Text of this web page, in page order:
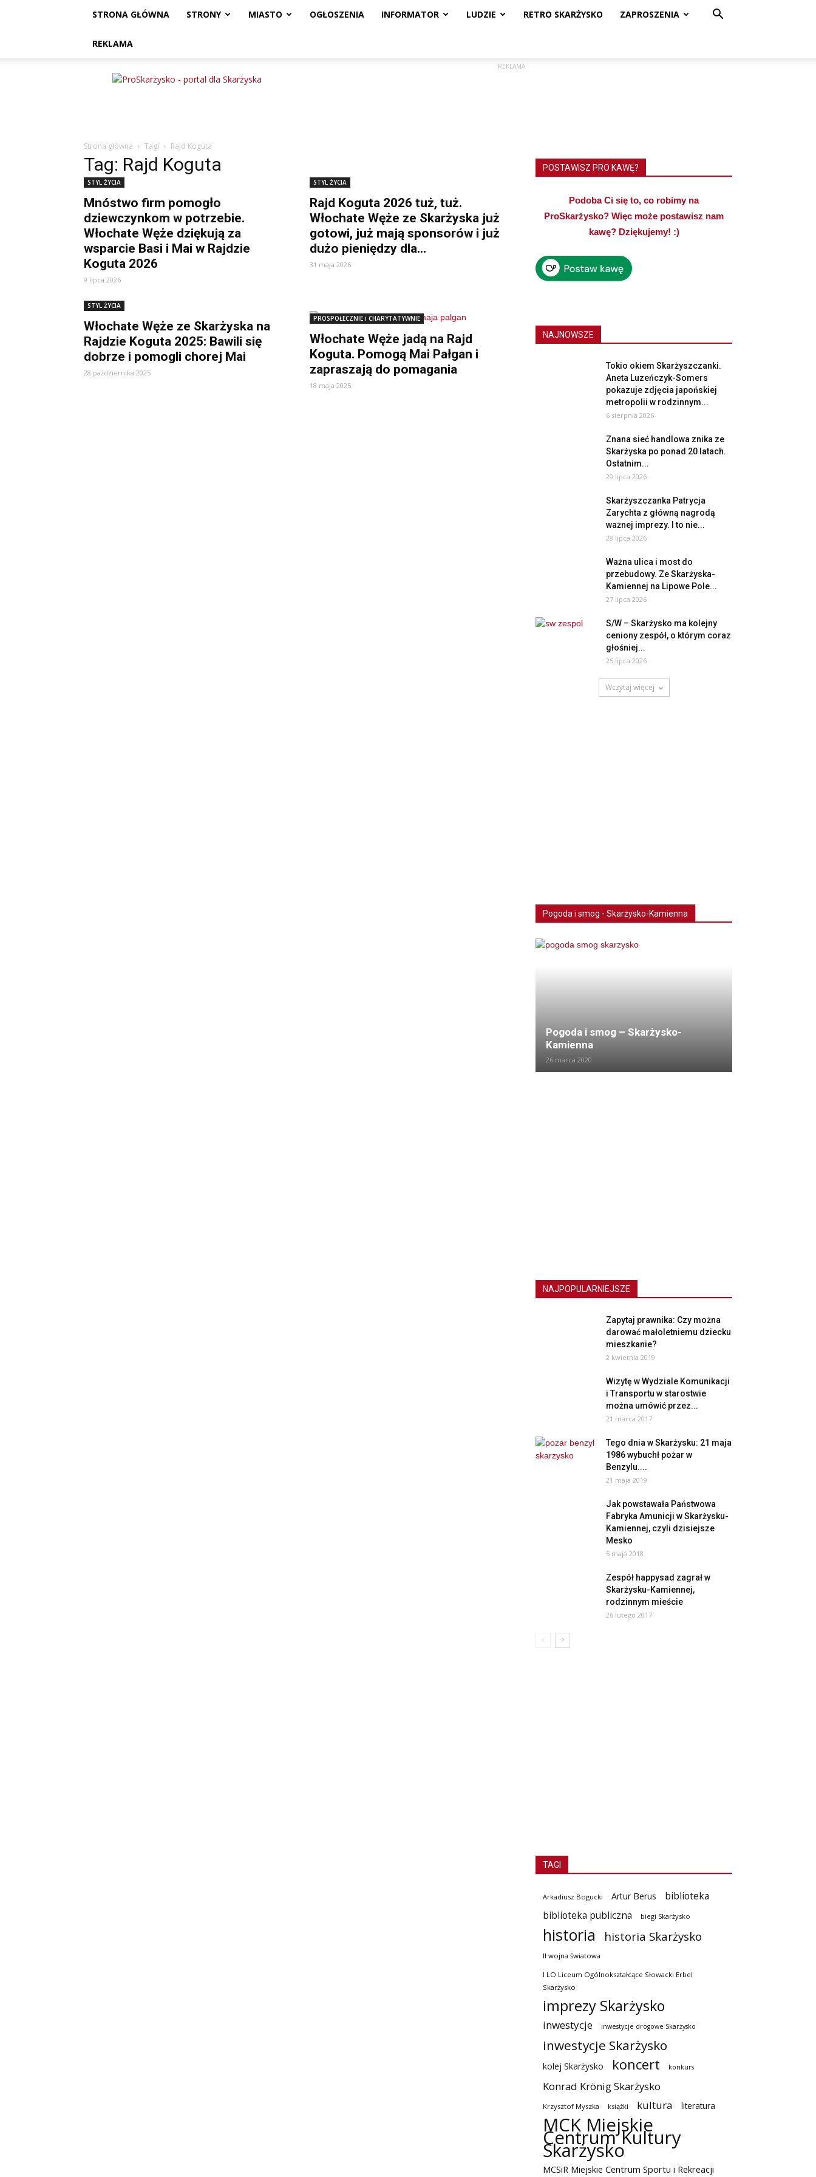
STRONA GŁÓWNA STRONY MIASTO OGŁOSZENIA INFORMATOR LUDZIE RETRO SKARŻYSKO ZAPROSZENIA
REKLAMA
ProSkarżysko
REKLAMA
Strona główna Tagi Rajd Koguta
Tag: Rajd Koguta
STYL ŻYCIA
Mnóstwo firm pomogło
dziewczynkom w potrzebie.
Włochate Węże dziękują za
wsparcie Basi i Mai w Rajdzie
Koguta 2026
9 lipca 2026
STYL ŻYCIA
Rajd Koguta 2026 tuż, tuż.
Włochate Węże ze Skarżyska już
gotowi, już mają sponsorów i już
dużo pieniędzy dla...
31 maja 2026
STYL ŻYCIA
Włochate Węże ze Skarżyska na
Rajdzie Koguta 2025: Bawili się
dobrze i pomogli chorej Mai
28 października 2025
PROSPOŁECZNIE i CHARYTATYWNIE
Włochate Węże jadą na Rajd
Koguta. Pomogą Mai Pałgan i
zapraszają do pomagania
18 maja 2025
POSTAWISZ PRO KAWĘ?
Podoba Ci się to, co robimy na
ProSkarżysko? Więc może postawisz nam
kawę? Dziękujemy! :)
NAJNOWSZE
Tokio okiem Skarżyszczanki.
Aneta Luzeńczyk-Somers
pokazuje zdjęcia japońskiej
metropolii w rodzinnym...
6 sierpnia 2026
Znana sieć handlowa znika ze
Skarżyska po ponad 20 latach.
Ostatnim...
29 lipca 2026
Skarżyszczanka Patrycja
Zarychta z główną nagrodą
ważnej imprezy. I to nie...
28 lipca 2026
Ważna ulica i most do
przebudowy. Ze Skarżyska-
Kamiennej na Lipowe Pole...
27 lipca 2026
S/W – Skarżysko ma kolejny
ceniony zespół, o którym coraz
głośniej...
25 lipca 2026
Wczytaj więcej
Pogoda i smog - Skarżysko-Kamienna
Pogoda i smog – Skarżysko-
Kamienna
26 marca 2020
NAJPOPULARNIEJSZE
Zapytaj prawnika: Czy można
darować małoletniemu dziecku
mieszkanie?
2 kwietnia 2019
Wizytę w Wydziale Komunikacji
i Transportu w starostwie
można umówić przez...
21 marca 2017
Tego dnia w Skarżysku: 21 maja
1986 wybuchł pożar w
Benzylu....
21 maja 2019
Jak powstawała Państwowa
Fabryka Amunicji w Skarżysku-
Kamiennej, czyli dzisiejsze
Mesko
5 maja 2018
Zespół happysad zagrał w
Skarżysku-Kamiennej,
rodzinnym mieście
26 lutego 2017
TAGI
Arkadiusz Bogucki Artur Berus
biblioteka
biblioteka publiczna
biegi Skarżysko
historia historia Skarżysko
II wojna światowa
I LO Liceum Ogólnokształcące Słowacki Erbel
Skarżysko
imprezy Skarżysko
inwestycje inwestycje drogowe Skarżysko
inwestycje Skarżysko
kolej Skarżysko koncert konkurs
Konrad Krönig Skarżysko
Krzysztof Myszka książki kultura literatura
MCK Miejskie
Centrum Kultury
Skarżysko
MCSiR Miejskie Centrum Sportu i Rekreacji